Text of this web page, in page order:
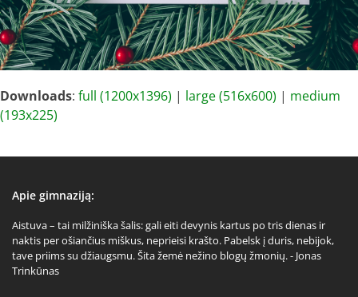
Downloads: full (1200x1396) | large (516x600) | medium
(193x225)
Apie gimnaziją:
Aistuva – tai milžiniška šalis: gali eiti devynis kartus po tris dienas ir
naktis per ošiančius miškus, neprieisi krašto. Pabelsk į duris, nebijok,
tave priims su džiaugsmu. Šita žemė nežino blogų žmonių. - Jonas
Trinkūnas